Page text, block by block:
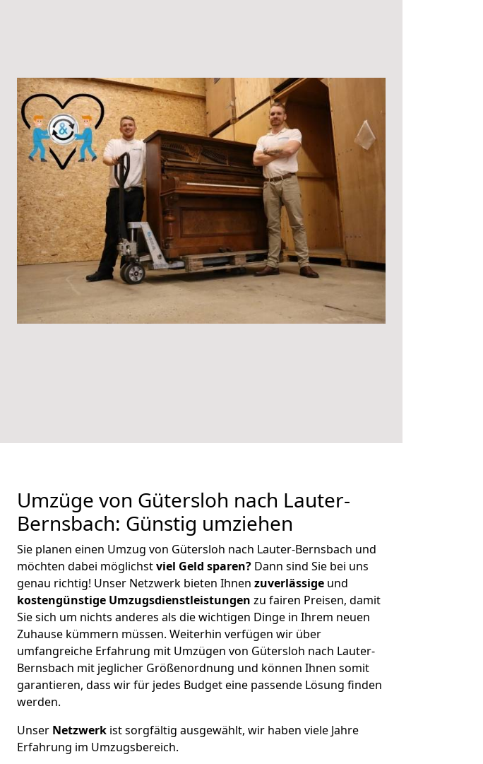
Umzüge von Gütersloh nach Lauter-
Bernsbach: Günstig umziehen
Sie planen einen Umzug von Gütersloh nach Lauter-Bernsbach und
möchten dabei möglichstviel Geld sparen? Dann sind Sie bei uns
genau richtig! Unser Netzwerk bieten Ihnen zuverlässige und
kostengünstige Umzugsdienstleistungen zu fairen Preisen, damit
Sie sich um nichts anderes als die wichtigen Dinge in Ihrem neuen
Zuhause kümmern müssen. Weiterhin verfügen wir über
umfangreiche Erfahrung mit Umzügen von Gütersloh nach Lauter-
Bernsbach mit jeglicher Größenordnung und können Ihnen somit
garantieren, dass wir für jedes Budget eine passende Lösung finden
werden.
Unser Netzwerk ist sorgfältig ausgewählt, wir haben viele Jahre
Erfahrung im Umzugsbereich.